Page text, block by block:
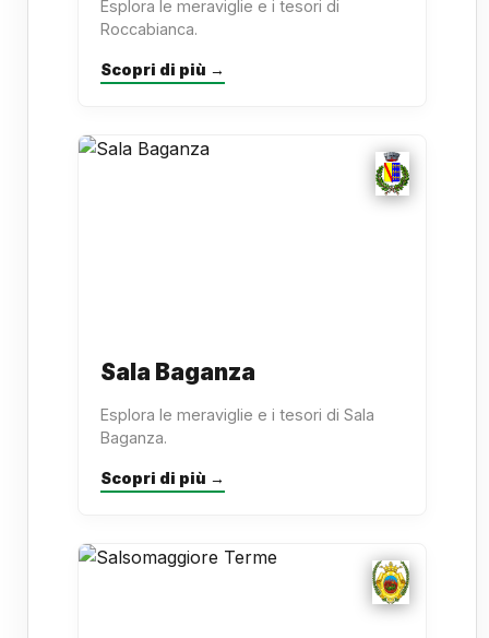
Esplora le meraviglie e i tesori di
Roccabianca.
Scopri di più →
Sala Baganza
Esplora le meraviglie e i tesori di Sala
Baganza.
Scopri di più →